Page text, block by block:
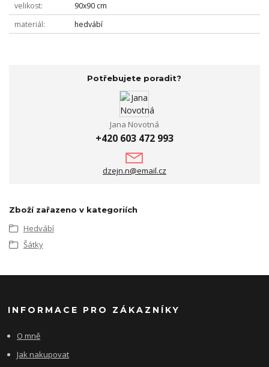
velikost
90x90 cm
materiál
hedvábí
Potřebujete poradit?
Jana Novotná
+420 603 472 993
dzejn.n@email.cz
Zboží zařazeno v kategoriích
Hedvábí
Šátky
INFORMACE PRO ZÁKAZNÍKY
O mně
Jak nakupovat